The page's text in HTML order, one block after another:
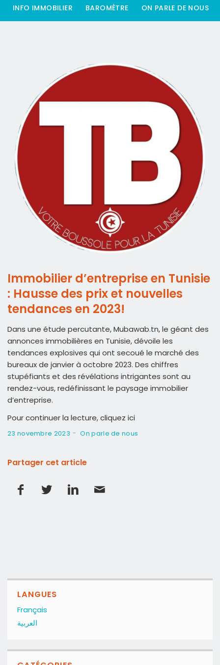
INFO IMMOBILIER BAROMÈTRE ON PARLE DE NOUS
Immobilier d’entreprise en Tunisie
: Hausse des prix et nouvelles
tendances en 2023!
Dans une étude percutante, Mubawab.tn, le géant des
annonces immobilières en Tunisie, dévoile les
tendances explosives qui ont secoué le marché des
bureaux de janvier à octobre 2023. Des chiffres
stupéfiants et des révélations intrigantes sont au
rendez-vous, redéfinissant le paysage immobilier
d’entreprise.
Pour continuer la lecture, cliquez ici
23 novembre 2023 - On parle de nous
Partager cet article
LANGUES
Français
العربية